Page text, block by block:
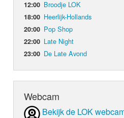
12:00 Broodje LOK
18:00 Heerlijk-Hollands
20:00 Pop Shop
22:00 Late Night
23:00 De Late Avond
Webcam
Bekijk de LOK